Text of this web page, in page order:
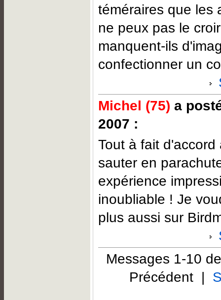
téméraires que les
ne peux pas le
manquent-ils
confectionner un
Michel (75) a
2007 :
Tout à fait d'accord
sauter en
expérience
inoubliable ! Je
plus aussi sur
Messages 1-10
Précédent |